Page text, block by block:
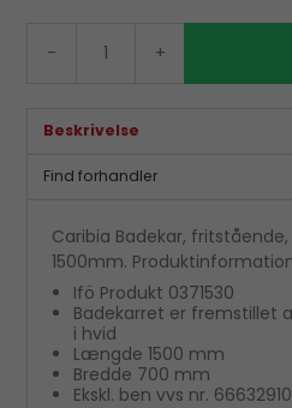
- +
Beskrivelse
Find forhandler
Caribia Badekar, fritstående,
1500mm.
Ifö Produkt 0371530
Badekarret er fremstillet
i hvid
Længde 1500 mm
Bredde 700 mm
Ekskl. ben vvs nr.